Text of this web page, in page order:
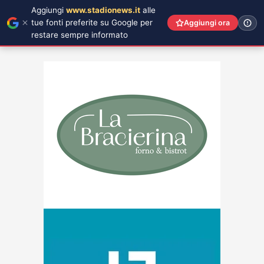
Aggiungi www.stadionews.it alle
tue fonti preferite su Google per
restare sempre informato
Aggiungi ora